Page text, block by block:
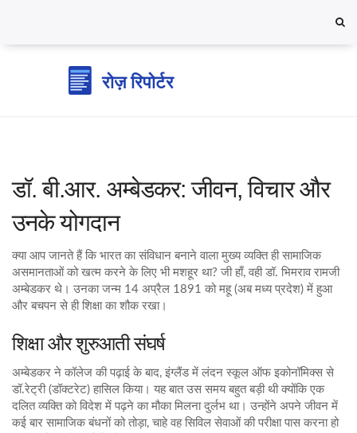
डॉ. बी.आर. अम्बेडकर: जीवन, विचार और
उनके योगदान
क्या आप जानते हैं कि भारत का संविधान बनाने वाला मुख्य व्यक्ति ही सामाजिक
असमानताओं को खत्म करने के लिए भी मशहूर था? जी हाँ, वही डॉ. भिमराव रामजी
अम्बेडकर थे। उनका जन्म 14 अप्रैल 1891 को महू (अब मध्य प्रदेश) में हुआ
और बचपन से ही शिक्षा का शौक रखा।
शिक्षा और शुरुआती संघर्ष
अम्बेडकर ने कॉलेज की पढ़ाई के बाद, इंग्लैंड में लंदन स्कूल ऑफ इकोनॉमिक्स से
डॉ.रेट्री (डॉक्टरेट) हासिल किया। यह बात उस समय बहुत बड़ी थी क्योंकि एक
दलित व्यक्ति को विदेश में पढ़ने का मौका मिलना दुर्लभ था। उन्होंने अपने जीवन में
कई बार सामाजिक बंधनों को तोड़ा, चाहे वह सिविल सेवाओं की परीक्षा पास करना हो